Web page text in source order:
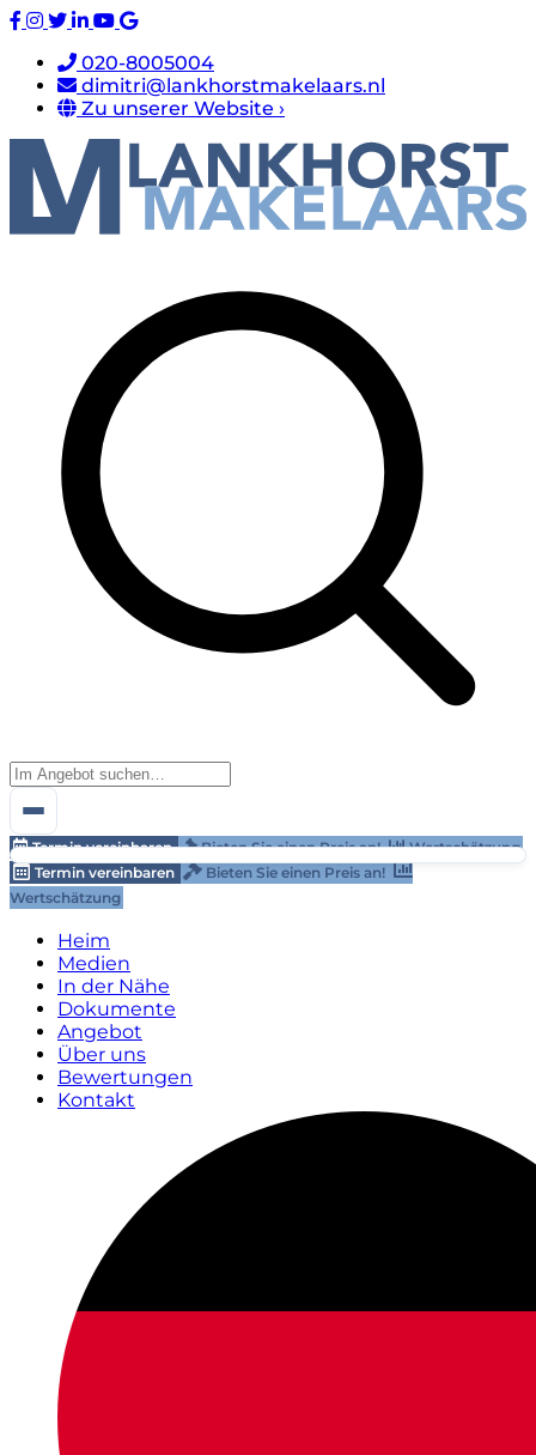
020-8005004
dimitri@lankhorstmakelaars.nl
Zu unserer Website ›
Termin vereinbaren Bieten Sie einen Preis an!
Wertschätzung
Termin vereinbaren
Bieten Sie einen Preis an!
Wertschätzung
Heim
Medien
In der Nähe
Dokumente
Angebot
Über uns
Bewertungen
Kontakt